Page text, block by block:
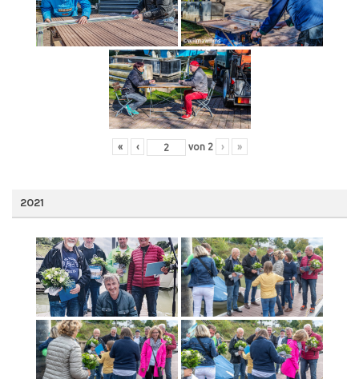
« ‹ von 2 › »
2021